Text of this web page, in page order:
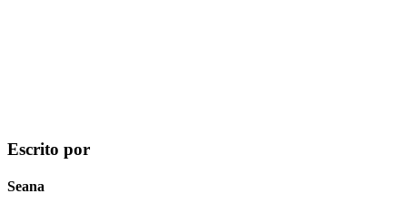
Escrito por
Seana